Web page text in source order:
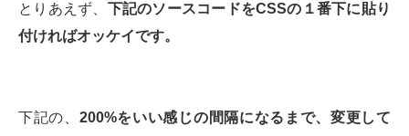
とりあえず、 下記のソースコードをCSSの１番下に貼り
付ければオッケイです。
下記の、 200%をいい感じの間隔になるまで、変更して